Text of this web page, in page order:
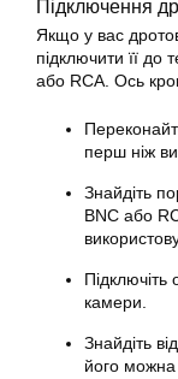
Підключення
Якщо у вас
підключити її до
або RCA. Ось
перш ніж
Знайдіть
BNC або
камери.
Знайдіть
його можна